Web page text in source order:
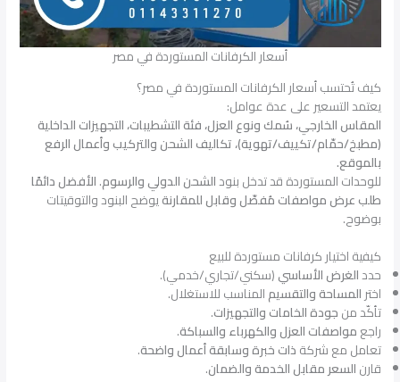
أسعار الكرفانات المستوردة في مصر
كيف تُحتسب أسعار الكرفانات المستوردة في مصر؟
يعتمد التسعير على عدة عوامل:
المقاس الخارجي، سُمك ونوع العزل، فئة التشطيبات، التجهيزات الداخلية
(مطبخ/حمّام/تكييف/تهوية)، تكاليف الشحن والتركيب وأعمال الرفع
بالموقع.
للوحدات المستوردة قد تدخل بنودالشحن الدولي والرسوم.الأفضل دائمًا
طلب عرض مواصفات مُفصّل وقابل للمقارنةيوضح البنود والتوقيتات
بوضوح.
كيفية اختيار كرفانات مستوردة للبيع
حددالغرض الأساسي(سكني/تجاري/خدمي).
اخترالمساحة والتقسيمالمناسب للاستغلال.
تأكّد منجودة الخامات والتجهيزات.
راجعمواصفات العزل والكهرباء والسباكة.
تعامل مع شركةذات خبرة وسابقة أعمال واضحة.
قارنالسعر مقابل الخدمة والضمان.